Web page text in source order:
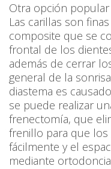
Otra opción
Las carillas son
composite que se
frontal de los
además de cerrar
general de la
diastema es
se puede realizar
frenectomía, que
frenillo para que
fácilmente y el
mediante